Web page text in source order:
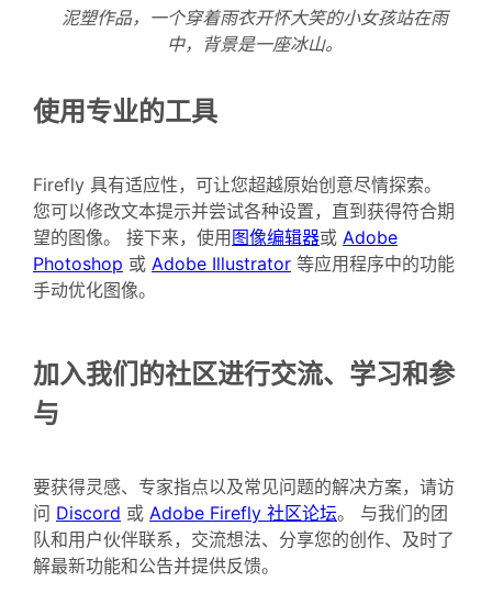
泥塑作品，一个穿着雨衣开怀大笑的小女孩站在雨
中，背景是一座冰山。
使用专业的工具
Firefly 具有适应性，可让您超越原始创意尽情探索。
您可以修改文本提示并尝试各种设置，直到获得符合期
望的图像。 接下来，使用 图像编辑器或 Adobe
Photoshop 或 Adobe Illustrator 等应用程序中的功能
手动优化图像。
加入我们的社区进行交流、学习和参
与
要获得灵感、专家指点以及常见问题的解决方案，请访
问 Discord 或 Adobe Firefly 社区论坛。 与我们的团
队和用户伙伴联系，交流想法、分享您的创作、及时了
解最新功能和公告并提供反馈。